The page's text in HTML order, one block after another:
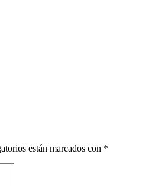
están marcados con *